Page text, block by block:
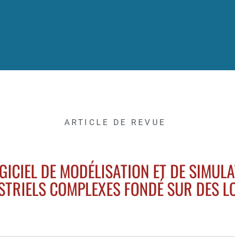
ARTICLE DE REVUE
DE MODÉLISATION ET DE
COMPLEXES FONDÉ SUR DES